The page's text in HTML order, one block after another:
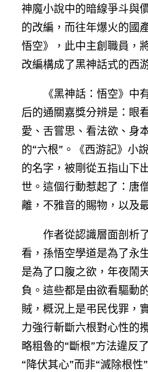
神魔小說中的暗線爭斗與
的改編，而往年爆火的國
悟空》，此中主創職員，
改編構成了黑神話式的西
《黑神話：悟空》中
后的通關嘉獎分辨是：眼
愛、舌嘗思、看法欲、身
的“六根”。《西游記》小
的名字，被剛從五指山下
世。這個行動惹起了：唐
離，不雅音的賜物，以及
作者從認識層面剖析
看，孫悟空學道是為了永
是為了口腹之欲，年夜鬧
負。這些都是由欲看驅動
賊，概況上是弔民伐罪，
力強行斬斷六根對心性的
略粗魯的“斷根”方法違反
“降伏其心”而非“滅除根